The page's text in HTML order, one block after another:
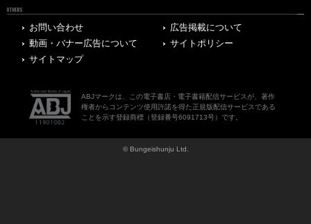
OTHERS
お問い合わせ
広告掲載について
動画・バナー広告について
サイトポリシー
サイトマップ
ABJマークは、この電子書店・電子書籍配信サービスが、著作
権者からコンテンツ使用許諾を得た正規版配信サービスである
ことを示す登録商標（登録番号6091713号）です。
© Bungeishunju Ltd.